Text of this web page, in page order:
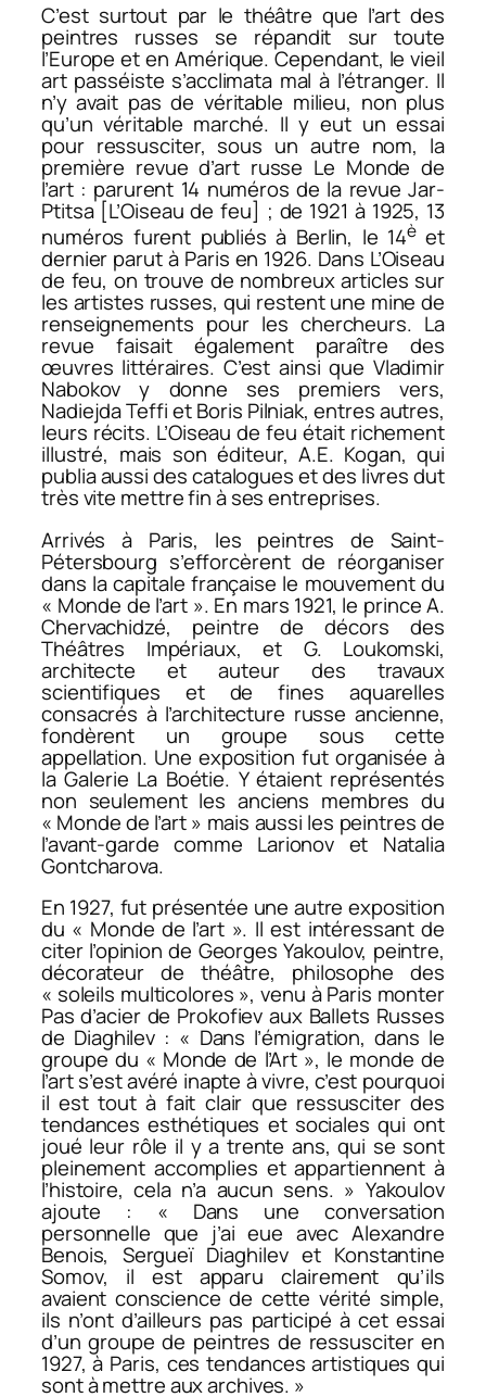
C’est surtout par le théâtre que l’art des
peintres russes se répandit sur toute
l’Europe et en Amérique. Cependant, le vieil
art passéiste s’acclimata mal à l’étranger. Il
n’y avait pas de véritable milieu, non plus
qu’un véritable marché. Il y eut un essai
pour ressusciter, sous un autre nom, la
première revue d’art russe Le Monde de
l’art : parurent 14 numéros de la revueJar-
Ptitsa[L’Oiseau de feu] ; de 1921 à 1925, 13
numéros furent publiés à Berlin, le 14èet
dernier parut à Paris en 1926. Dans L’Oiseau
de feu, on trouve de nombreux articles sur
les artistes russes, qui restent une mine de
renseignements pour les chercheurs. La
revue faisait également paraître des
œuvres littéraires. C’est ainsi que Vladimir
Nabokov y donne ses premiers vers,
Nadiejda Teffi et Boris Pilniak, entres autres,
leurs récits. L’Oiseau de feuétait richement
illustré, mais son éditeur, A.E. Kogan, qui
publia aussi des catalogues et des livres dut
très vite mettre fin à ses entreprises.
Arrivés à Paris, les peintres de Saint-
Pétersbourg s’efforcèrent de réorganiser
dans la capitale française le mouvement du
« Monde de l’art ». En mars 1921, le prince A.
Chervachidzé, peintre de décors des
Théâtres Impériaux, et G. Loukomski,
architecte et auteur des travaux
scientifiques et de fines aquarelles
consacrés à l’architecture russe ancienne,
fondèrent un groupe sous cette
appellation. Une exposition fut organisée à
la Galerie La Boétie. Y étaient représentés
non seulement les anciens membres du
« Monde de l’art » mais aussi les peintres de
l’avant-garde comme Larionov et Natalia
Gontcharova.
En 1927, fut présentée une autre exposition
du « Monde de l’art ». Il est intéressant de
citer l’opinion de Georges Yakoulov, peintre,
décorateur de théâtre, philosophe des
« soleils multicolores », venu à Paris monter
Pas d’acierde Prokofiev aux Ballets Russes
de Diaghilev : « Dans l’émigration, dans le
groupe du « Monde de l’Art », le monde de
l’art s’est avéré inapte à vivre, c’est pourquoi
il est tout à fait clair que ressusciter des
tendances esthétiques et sociales qui ont
joué leur rôle il y a trente ans, qui se sont
pleinement accomplies et appartiennent à
l’histoire, cela n’a aucun sens. » Yakoulov
ajoute : « Dans une conversation
personnelle que j’ai eue avec Alexandre
Benois, Sergueï Diaghilev et Konstantine
Somov, il est apparu clairement qu’ils
avaient conscience de cette vérité simple,
ils n’ont d’ailleurs pas participé à cet essai
d’un groupe de peintres de ressusciter en
1927, à Paris, ces tendances artistiques qui
sont à mettre aux archives. »